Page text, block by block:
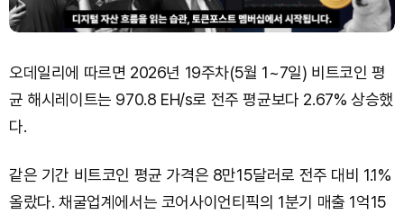
오데일리에 따르면 2026년 19주차(5월 1~7일) 비트코인 평
균 해시레이트는 970.8 EH/s로 전주 평균보다 2.67% 상승했
다.
같은 기간 비트코인 평균 가격은 8만15달러로 전주 대비 1.1%
올랐다. 채굴업계에서는 코어사이언티픽의 1분기 매출 1억15